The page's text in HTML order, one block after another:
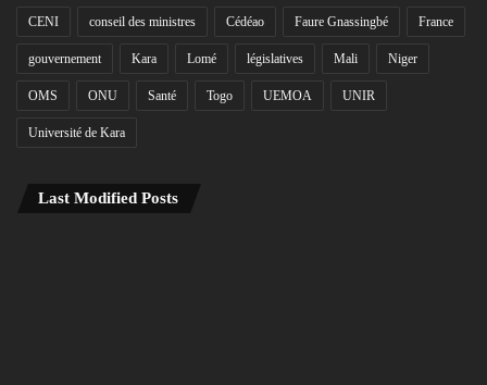
CENI conseil des ministres Cédéao Faure Gnassingbé France
gouvernement Kara Lomé législatives Mali Niger
OMS ONU Santé Togo UEMOA UNIR
Université de Kara
Last Modified Posts